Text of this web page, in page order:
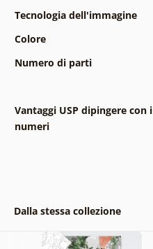
Tecnologia dell'immagine
Colore
Numero di parti
Vantaggi USP dipingere con i
numeri
Dalla stessa collezione